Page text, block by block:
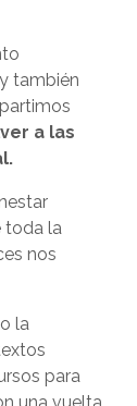
también
a las
toda la
nos
la
para